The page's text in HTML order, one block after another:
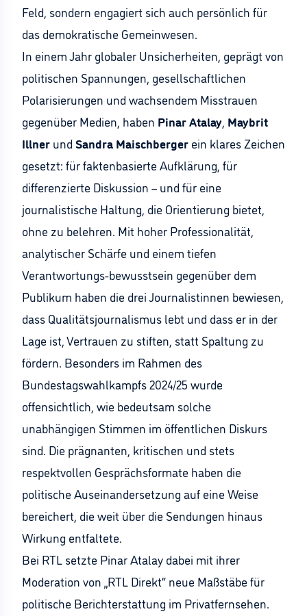
Feld, sondern engagiert sich auch persönlich für
das demokratische Gemeinwesen.
In einem Jahr globaler Unsicherheiten, geprägt von
politischen Spannungen, gesellschaftlichen
Polarisierungen und wachsendem Misstrauen
gegenüber Medien, haben Pinar Atalay, Maybrit
Illner und Sandra Maischberger ein klares Zeichen
gesetzt: für faktenbasierte Aufklärung, für
differenzierte Diskussion – und für eine
journalistische Haltung, die Orientierung bietet,
ohne zu belehren. Mit hoher Professionalität,
analytischer Schärfe und einem tiefen
Verantwortungs-bewusstsein gegenüber dem
Publikum haben die drei Journalistinnen bewiesen,
dass Qualitätsjournalismus lebt und dass er in der
Lage ist, Vertrauen zu stiften, statt Spaltung zu
fördern. Besonders im Rahmen des
Bundestagswahlkampfs 2024/25 wurde
offensichtlich, wie bedeutsam solche
unabhängigen Stimmen im öffentlichen Diskurs
sind. Die prägnanten, kritischen und stets
respektvollen Gesprächsformate haben die
politische Auseinandersetzung auf eine Weise
bereichert, die weit über die Sendungen hinaus
Wirkung entfaltete.
Bei RTL setzte Pinar Atalay dabei mit ihrer
Moderation von „RTL Direkt“ neue Maßstäbe für
politische Berichterstattung im Privatfernsehen.